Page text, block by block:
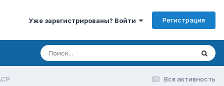
Уже зарегистрированы? Войти Регистрация
Вся активность